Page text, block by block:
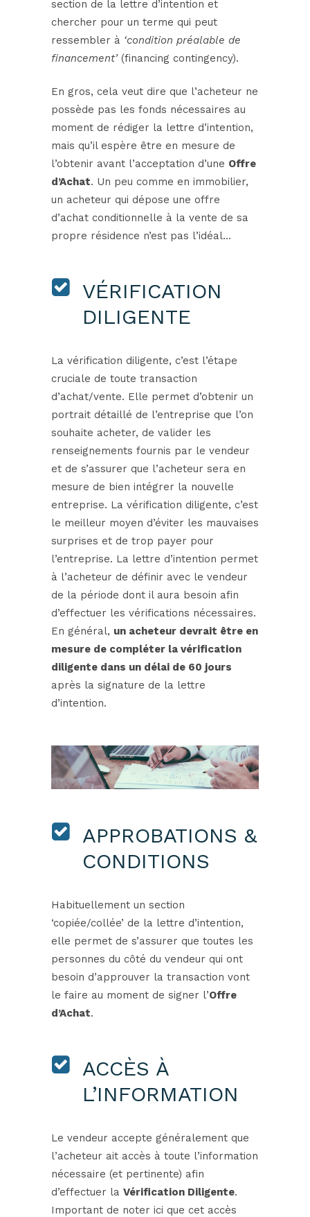
section de la lettre d’intention et
chercher pour un terme qui peut
ressembler à ‘condition préalable de
financement’(financing contingency).
En gros, cela veut dire que l’acheteur ne
possède pas les fonds nécessaires au
moment de rédiger la lettre d’intention,
mais qu’il espère être en mesure de
l’obtenir avant l’acceptation d’une Offre
d’Achat. Un peu comme en immobilier,
un acheteur qui dépose une offre
d’achat conditionnelle à la vente de sa
propre résidence n’est pas l’idéal…
VÉRIFICATION
DILIGENTE
La vérification diligente, c’est l’étape
cruciale de toute transaction
d’achat/vente. Elle permet d’obtenir un
portrait détaillé de l’entreprise que l’on
souhaite acheter, de valider les
renseignements fournis par le vendeur
et de s’assurer que l’acheteur sera en
mesure de bien intégrer la nouvelle
entreprise. La vérification diligente, c’est
le meilleur moyen d’éviter les mauvaises
surprises et de trop payer pour
l’entreprise. La lettre d’intention permet
à l’acheteur de définir avec le vendeur
de la période dont il aura besoin afin
d’effectuer les vérifications nécessaires.
En général, un acheteur devrait être en
mesure de compléter la vérification
diligente dans un délai de 60 jours
après la signature de la lettre
d’intention.
APPROBATIONS &
CONDITIONS
Habituellement un section
‘copiée/collée’ de la lettre d’intention,
elle permet de s’assurer que toutes les
personnes du côté du vendeur qui ont
besoin d’approuver la transaction vont
le faire au moment de signer l’Offre
d’Achat.
ACCÈS À
L’INFORMATION
Le vendeur accepte généralement que
l’acheteur ait accès à toute l’information
nécessaire (et pertinente) afin
d’effectuer la Vérification Diligente.
Important de noter ici que cet accès